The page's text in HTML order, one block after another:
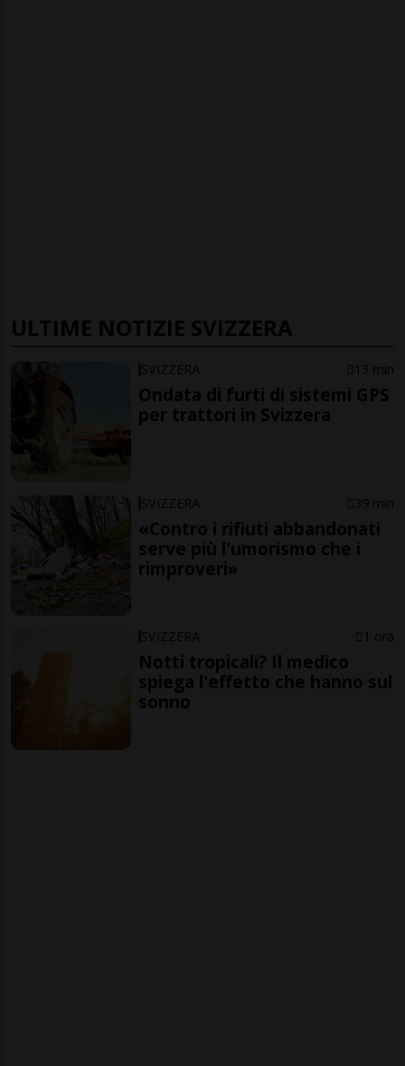
ULTIME NOTIZIE SVIZZERA
SVIZZERA 13 min
Ondata di furti di sistemi GPS
per trattori in Svizzera
SVIZZERA 39 min
«Contro i rifiuti abbandonati
serve più l'umorismo che i
rimproveri»
SVIZZERA 1 ora
Notti tropicali? Il medico
spiega l'effetto che hanno sul
sonno